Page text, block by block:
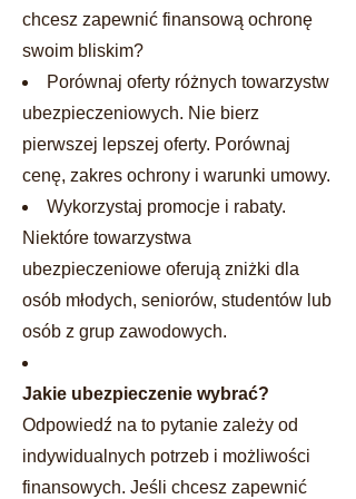
chcesz zapewnić finansową ochronę
swoim bliskim?
Porównaj oferty różnych towarzystw
ubezpieczeniowych. Nie bierz
pierwszej lepszej oferty. Porównaj
cenę, zakres ochrony i warunki umowy.
Wykorzystaj promocje i rabaty.
Niektóre towarzystwa
ubezpieczeniowe oferują zniżki dla
osób młodych, seniorów, studentów lub
osób z grup zawodowych.
Jakie ubezpieczenie wybrać?
Odpowiedź na to pytanie zależy od
indywidualnych potrzeb i możliwości
finansowych. Jeśli chcesz zapewnić